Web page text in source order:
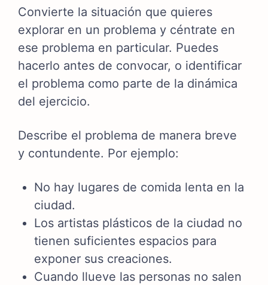
Convierte la situación que quieres
explorar en un problema y céntrate en
ese problema en particular. Puedes
hacerlo antes de convocar, o identificar
el problema como parte de la dinámica
del ejercicio.
Describe el problema de manera breve
y contundente. Por ejemplo:
No hay lugares de comida lenta en la
ciudad.
Los artistas plásticos de la ciudad no
tienen suficientes espacios para
exponer sus creaciones.
Cuando llueve las personas no salen